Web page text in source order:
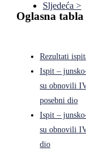
Sljedeća >
Oglasna
Rezultati
Ispit –
su obnovili
posebni dio
Ispit –
su obnovili
dio